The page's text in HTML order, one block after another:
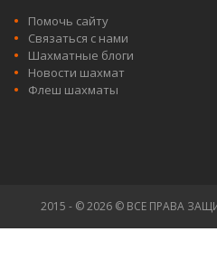
Помочь сайту
Связаться с нами
Шахматные блоги
Новости шахмат
Флеш шахматы
2015 - © 2026 © ВСЕ ПРАВА